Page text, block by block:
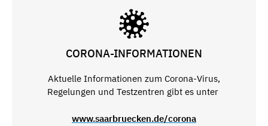
CORONA-INFORMATIONEN
Aktuelle Informationen zum Corona-Virus,
Regelungen und Testzentren gibt es unter
www.saarbruecken.de/corona